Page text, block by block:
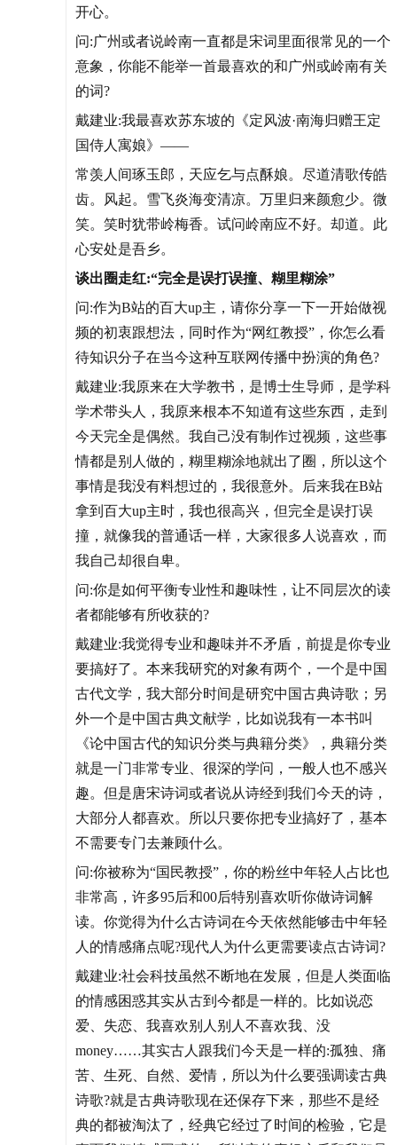
开心。
问:广州或者说岭南一直都是宋词里面很常见的一个
意象，你能不能举一首最喜欢的和广州或岭南有关
的词?
戴建业:我最喜欢苏东坡的《定风波·南海归赠王定
国侍人寓娘》——
常羡人间琢玉郎，天应乞与点酥娘。尽道清歌传皓
齿。风起。雪飞炎海变清凉。万里归来颜愈少。微
笑。笑时犹带岭梅香。试问岭南应不好。却道。此
心安处是吾乡。
谈出圈走红:“完全是误打误撞、糊里糊涂”
问:作为B站的百大up主，请你分享一下一开始做视
频的初衷跟想法，同时作为“网红教授”，你怎么看
待知识分子在当今这种互联网传播中扮演的角色?
戴建业:我原来在大学教书，是博士生导师，是学科
学术带头人，我原来根本不知道有这些东西，走到
今天完全是偶然。我自己没有制作过视频，这些事
情都是别人做的，糊里糊涂地就出了圈，所以这个
事情是我没有料想过的，我很意外。后来我在B站
拿到百大up主时，我也很高兴，但完全是误打误
撞，就像我的普通话一样，大家很多人说喜欢，而
我自己却很自卑。
问:你是如何平衡专业性和趣味性，让不同层次的读
者都能够有所收获的?
戴建业:我觉得专业和趣味并不矛盾，前提是你专业
要搞好了。本来我研究的对象有两个，一个是中国
古代文学，我大部分时间是研究中国古典诗歌；另
外一个是中国古典文献学，比如说我有一本书叫
《论中国古代的知识分类与典籍分类》，典籍分类
就是一门非常专业、很深的学问，一般人也不感兴
趣。但是唐宋诗词或者说从诗经到我们今天的诗，
大部分人都喜欢。所以只要你把专业搞好了，基本
不需要专门去兼顾什么。
问:你被称为“国民教授”，你的粉丝中年轻人占比也
非常高，许多95后和00后特别喜欢听你做诗词解
读。你觉得为什么古诗词在今天依然能够击中年轻
人的情感痛点呢?现代人为什么更需要读点古诗词?
戴建业:社会科技虽然不断地在发展，但是人类面临
的情感困惑其实从古到今都是一样的。比如说恋
爱、失恋、我喜欢别人别人不喜欢我、没
money……其实古人跟我们今天是一样的:孤独、痛
苦、生死、自然、爱情，所以为什么要强调读古典
诗歌?就是古典诗歌现在还保存下来，那些不是经
典的都被淘汰了，经典它经过了时间的检验，它是